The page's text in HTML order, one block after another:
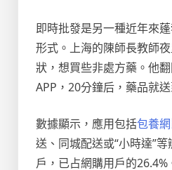
即時批發是另一種近年來
形式。上海的陳師長教師
狀，想買些非處方藥。他
APP，20分鐘后，藥品就
數據顯示，應用包括包養
送、同城配送或“小時達”
戶，已占網購用戶的